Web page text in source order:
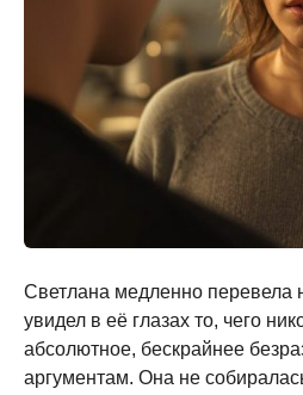
Светлана медленно перевела
увидел в её глазах то, чего
абсолютное, бескрайнее
аргументам. Она не